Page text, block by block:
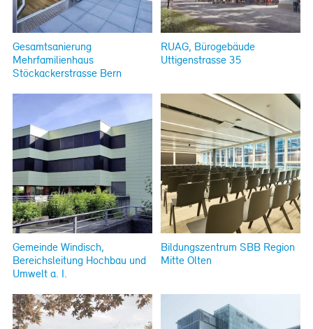
Gesamtsanierung
Mehrfamilienhaus
Stöckackerstrasse Bern
RUAG, Bürogebäude
Uttigenstrasse 35
Gemeinde Windisch,
Bereichsleitung Hochbau und
Umwelt a. I.
Bildungszentrum SBB Region
Mitte Olten